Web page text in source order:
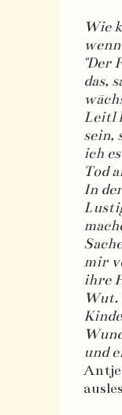
Wie
"Der
das,
Leitl
sein,
ich
Tod
In
mir
ihre
Wut.
und